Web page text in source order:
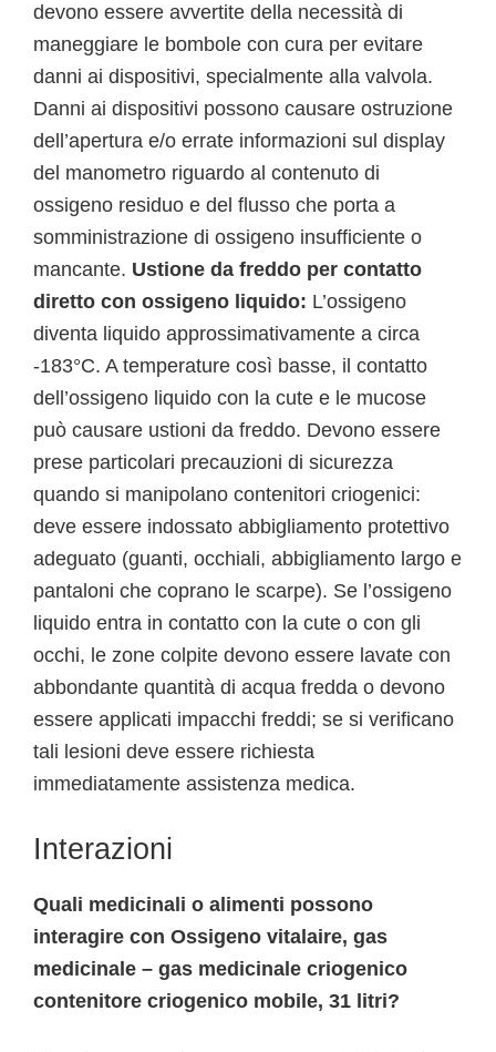
devono essere avvertite della necessità di
maneggiare le bombole con cura per evitare
danni ai dispositivi, specialmente alla valvola.
Danni ai dispositivi possono causare ostruzione
dell’apertura e/o errate informazioni sul display
del manometro riguardo al contenuto di
ossigeno residuo e del flusso che porta a
somministrazione di ossigeno insufficiente o
mancante. Ustione da freddo per contatto
diretto con ossigeno liquido: L’ossigeno
diventa liquido approssimativamente a circa
-183°C. A temperature così basse, il contatto
dell’ossigeno liquido con la cute e le mucose
può causare ustioni da freddo. Devono essere
prese particolari precauzioni di sicurezza
quando si manipolano contenitori criogenici:
deve essere indossato abbigliamento protettivo
adeguato (guanti, occhiali, abbigliamento largo e
pantaloni che coprano le scarpe). Se l’ossigeno
liquido entra in contatto con la cute o con gli
occhi, le zone colpite devono essere lavate con
abbondante quantità di acqua fredda o devono
essere applicati impacchi freddi; se si verificano
tali lesioni deve essere richiesta
immediatamente assistenza medica.
Interazioni
Quali medicinali o alimenti possono
interagire con Ossigeno vitalaire, gas
medicinale – gas medicinale criogenico
contenitore criogenico mobile, 31 litri?